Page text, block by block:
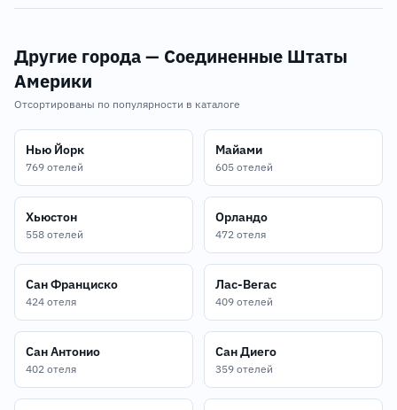
Другие города — Соединенные Штаты
Америки
Отсортированы по популярности в каталоге
Нью Йорк
769 отелей
Майами
605 отелей
Хьюстон
558 отелей
Орландо
472 отеля
Сан Франциско
424 отеля
Лас-Вегас
409 отелей
Сан Антонио
402 отеля
Сан Диего
359 отелей